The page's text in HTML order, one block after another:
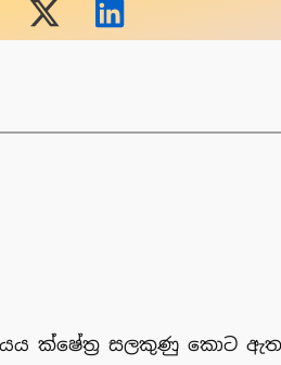
ක්ෂේත්‍ර සලකුණු කොට ඇත